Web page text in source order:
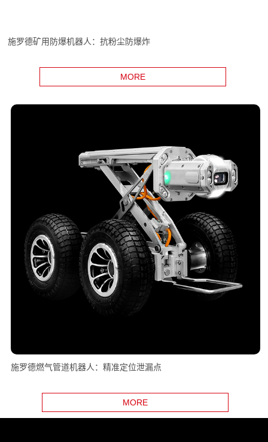
施罗德矿用防爆机器人：抗粉尘防爆炸
MORE
施罗德燃气管道机器人：精准定位泄漏点
MORE